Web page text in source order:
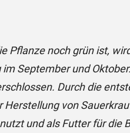
Pflanze noch grün ist,
September und
Durch die
Herstellung von
und als Futter für die